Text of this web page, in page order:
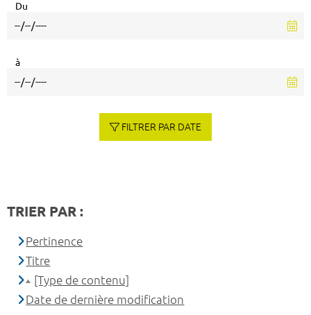
Du
à
FILTRER PAR DATE
TRIER PAR :
Pertinence
Titre
[Type de contenu]
Date de dernière modification